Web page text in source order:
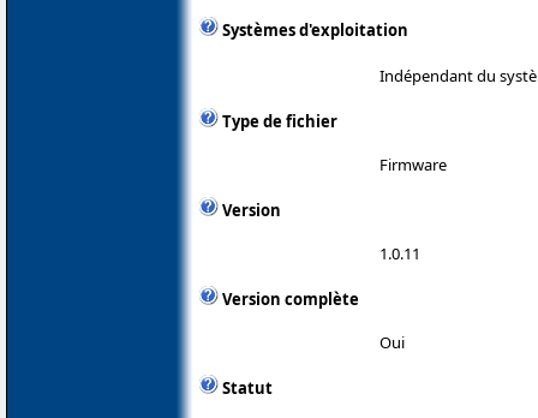
Systèmes d'exploitation
Indépendant du
Type de fichier
Firmware
Version
1.0.11
Version complète
Oui
Statut